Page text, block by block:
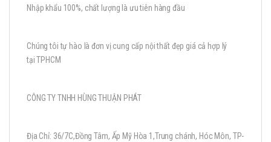
Nhập khẩu 100%, chất lượng là ưu tiên hàng đầu
Chúng tôi tự hào là đơn vị cung cấp nội thất đẹp giá cả hợp lý
tại TPHCM
CÔNG TY TNHH HÙNG THUẬN PHÁT
Địa Chỉ: 36/7C,Đồng Tâm, Ấp Mỹ Hòa 1,Trung chánh, Hóc Môn, TP-